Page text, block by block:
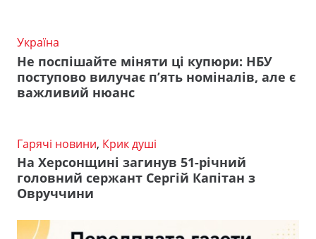
Україна
Не поспішайте міняти ці купюри: НБУ
поступово вилучає п’ять номіналів, але є
важливий нюанс
Гарячі новини, Крик душі
На Херсонщині загинув 51-річний
головний сержант Сергій Капітан з
Овруччини